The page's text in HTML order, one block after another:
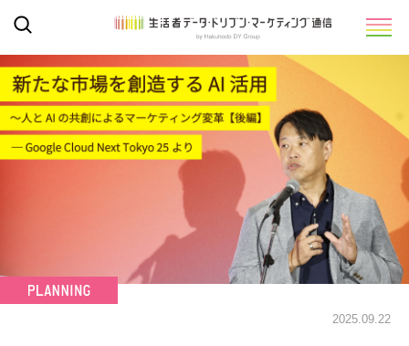
2025.09.22